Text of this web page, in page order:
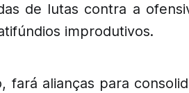
de lutas contra a
improdutivos.
fará alianças para